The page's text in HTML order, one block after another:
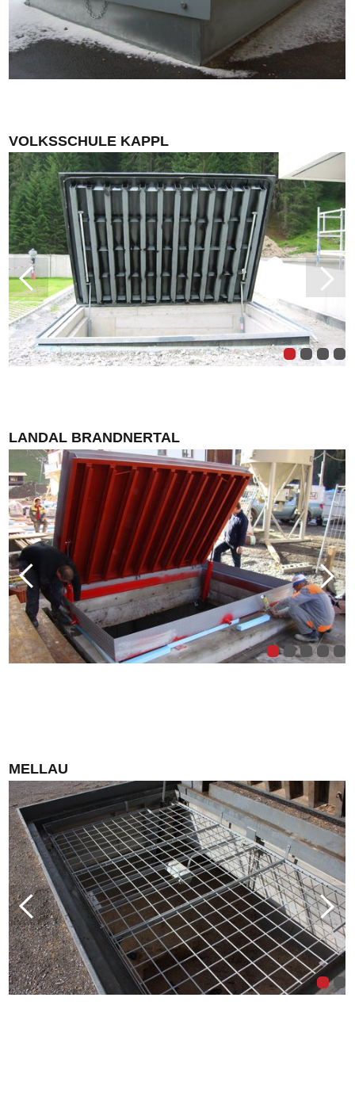
VOLKSSCHULE KAPPL
LANDAL BRANDNERTAL
MELLAU